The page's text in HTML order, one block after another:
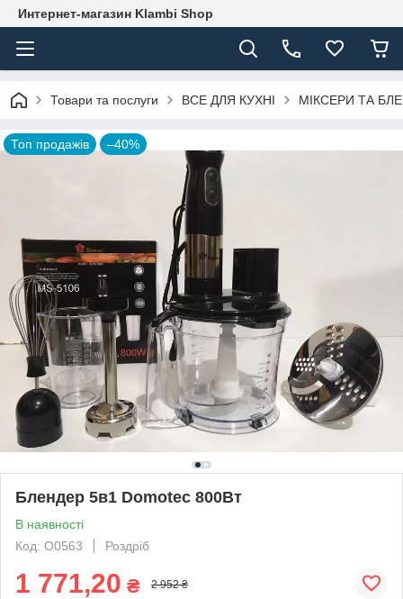
Интернет-магазин Klambi Shop
Товари та послуги ВСЕ ДЛЯ КУХНІ МІКСЕРИ ТА
Топ продажів –40%
Блендер 5в1 Domotec 800Вт
В наявності
Код: O0563
Роздріб
1 771,20 ₴ 2 952 ₴